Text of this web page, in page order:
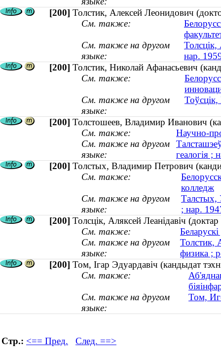
[200] Толстик, Алексей Леонидович
См. также:
См. также на другом
языке:
Толсцiк,
нар.
[200] Толстик, Николай Афанасьевич
См. также:
См. также на другом
языке:
[200] Толстошеев, Владимир Иванович
См. также:
Научно-
См. также на другом
языке:
геалогія ;
[200] Толстых, Владимир Петрович
См. также:
колледж
См. также на другом
языке:
Талстых,
; нар.
[200] Толсцiк, Аляксей Леанiдавiч (доктар
См. также:
См. также на другом
языке:
Толстик,
физика ;
[200] Том, Ігар Эдуардавіч (кандыдат
См. также:
См. также на другом
языке:
Том,
Стр.: <== Пред. След. ==>